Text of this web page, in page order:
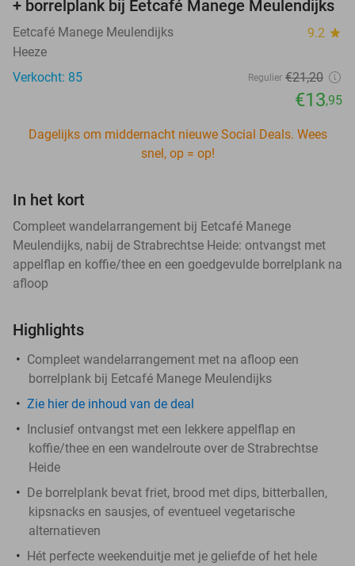
+ borrelplank bij Eetcafé Manege Meulendijks
Eetcafé Manege Meulendijks 9.2 star
Heeze
Verkocht: 85
Regulier €21,20
€13,95
Dagelijks om middernacht nieuwe Social Deals. Wees
snel, op = op!
In het kort
Compleet wandelarrangement bij Eetcafé Manege
Meulendijks, nabij de Strabrechtse Heide: ontvangst met
appelflap en koffie/thee en een goedgevulde borrelplank na
afloop
Highlights
Compleet wandelarrangement met na afloop een
borrelplank bij Eetcafé Manege Meulendijks
Zie hier de inhoud van de deal
Inclusief ontvangst met een lekkere appelflap en
koffie/thee en een wandelroute over de Strabrechtse
Heide
De borrelplank bevat friet, brood met dips, bitterballen,
kipsnacks en sausjes, of eventueel vegetarische
alternatieven
Hét perfecte weekenduitje met je geliefde of het hele